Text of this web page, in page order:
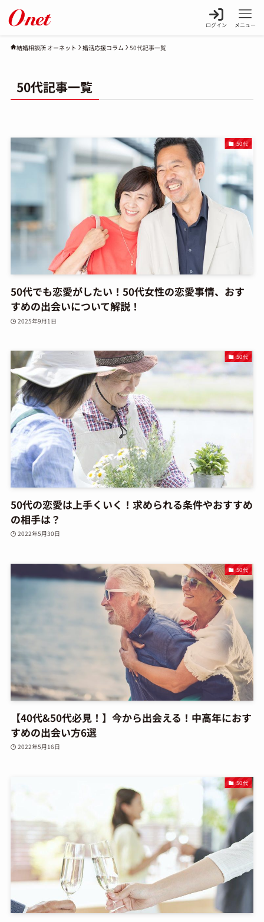
ログイン メニュー
結婚相談所 オーネット 婚活応援コラム 50代記事一覧
50代記事一覧
50代
50代でも恋愛がしたい！50代女性の恋愛事情、おす
すめの出会いについて解説！
2025年9月1日
50代
50代の恋愛は上手くいく！求められる条件やおすすめ
の相手は？
2022年5月30日
50代
【40代&50代必見！】今から出会える！中高年におす
すめの出会い方6選
2022年5月16日
50代